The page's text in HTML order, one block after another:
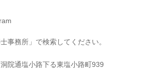
事務所」で検索してください。
院通塩小路下る東塩小路町939